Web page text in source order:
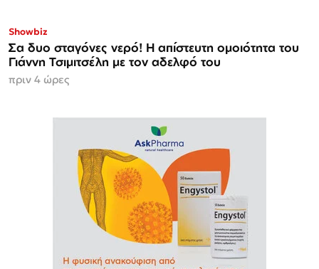
Showbiz
Σα δυο σταγόνες νερό! Η απίστευτη ομοιότητα του
Γιάννη Τσιμιτσέλη με τον αδελφό του
πριν 4 ώρες